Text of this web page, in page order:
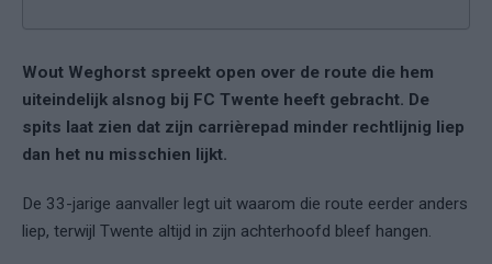
Wout Weghorst spreekt open over de route die hem
uiteindelijk alsnog bij FC Twente heeft gebracht. De
spits laat zien dat zijn carrièrepad minder rechtlijnig liep
dan het nu misschien lijkt.
De 33-jarige aanvaller legt uit waarom die route eerder anders
liep, terwijl Twente altijd in zijn achterhoofd bleef hangen.